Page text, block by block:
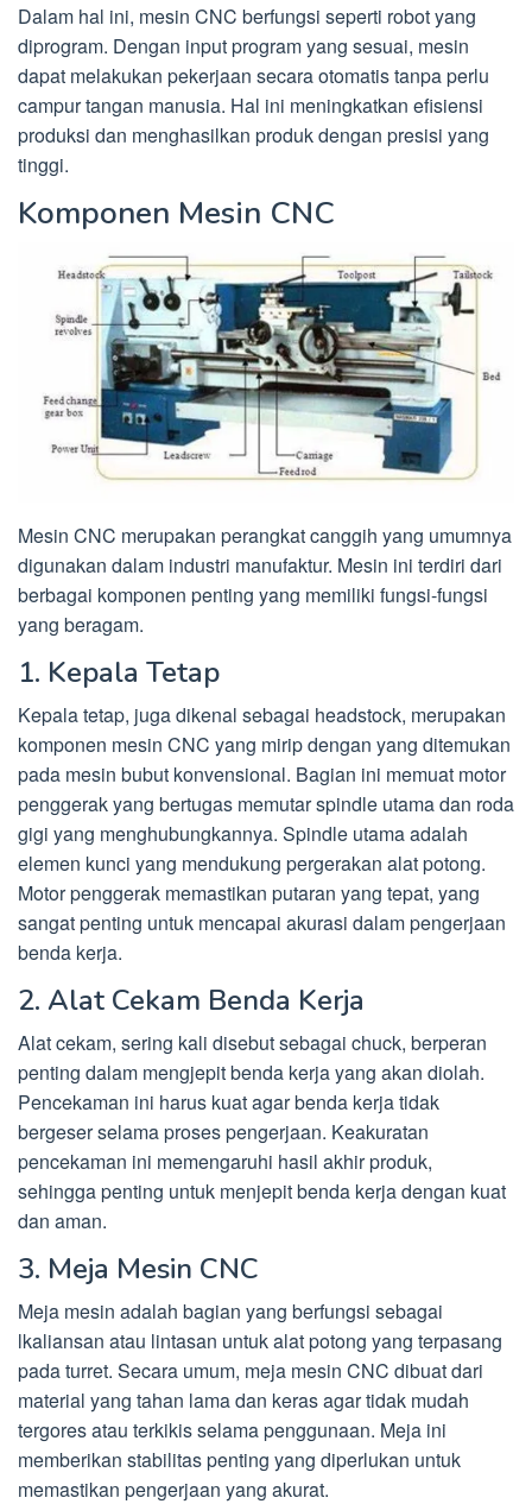
Dalam hal ini, mesin CNC berfungsi seperti robot yang
diprogram. Dengan input program yang sesuai, mesin
dapat melakukan pekerjaan secara otomatis tanpa perlu
campur tangan manusia. Hal ini meningkatkan efisiensi
produksi dan menghasilkan produk dengan presisi yang
tinggi.
Komponen Mesin CNC
Mesin CNC merupakan perangkat canggih yang umumnya
digunakan dalam industri manufaktur. Mesin ini terdiri dari
berbagai komponen penting yang memiliki fungsi-fungsi
yang beragam.
1. Kepala Tetap
Kepala tetap, juga dikenal sebagai headstock, merupakan
komponen mesin CNC yang mirip dengan yang ditemukan
pada mesin bubut konvensional. Bagian ini memuat motor
penggerak yang bertugas memutar spindle utama dan roda
gigi yang menghubungkannya. Spindle utama adalah
elemen kunci yang mendukung pergerakan alat potong.
Motor penggerak memastikan putaran yang tepat, yang
sangat penting untuk mencapai akurasi dalam pengerjaan
benda kerja.
2. Alat Cekam Benda Kerja
Alat cekam, sering kali disebut sebagai chuck, berperan
penting dalam mengjepit benda kerja yang akan diolah.
Pencekaman ini harus kuat agar benda kerja tidak
bergeser selama proses pengerjaan. Keakuratan
pencekaman ini memengaruhi hasil akhir produk,
sehingga penting untuk menjepit benda kerja dengan kuat
dan aman.
3. Meja Mesin CNC
Meja mesin adalah bagian yang berfungsi sebagai
lkaliansan atau lintasan untuk alat potong yang terpasang
pada turret. Secara umum, meja mesin CNC dibuat dari
material yang tahan lama dan keras agar tidak mudah
tergores atau terkikis selama penggunaan. Meja ini
memberikan stabilitas penting yang diperlukan untuk
memastikan pengerjaan yang akurat.